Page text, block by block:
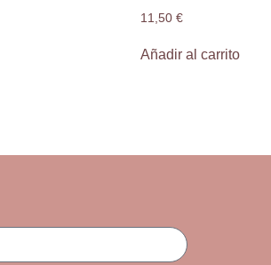
11,50€
Añadir al carrito